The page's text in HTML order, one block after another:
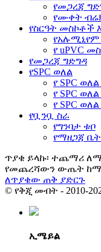
የመጋረጃ
የሙቀት
የስርዓት መስኮቶች
የአሉሚኒየም
የ uPVC
የመጋረጃ ግድግዳ
የSPC ወለል
የ SPC
የ SPC
የ SPC
የቧንቧ ስራ
የግንባታ ቱቦ
የማዘጋጃ
ጥያቄ ይላኩ፡ ተጨማሪ
የመጨረሻውን ውጤት
ለጥያቄው ጠቅ ያድርጉ
© የቅጂ መብት - 2010-
ኢሜይል